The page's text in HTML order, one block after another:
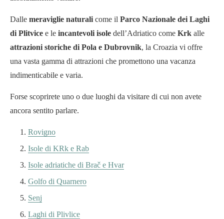
Dalle meraviglie naturali come il Parco Nazionale dei Laghi
di Plitvice e le incantevoli isole dell’Adriatico come Krk alle
attrazioni storiche di Pola e Dubrovnik, la Croazia vi offre
una vasta gamma di attrazioni che promettono una vacanza
indimenticabile e varia.
Forse scoprirete uno o due luoghi da visitare di cui non avete
ancora sentito parlare.
Rovigno
Isole di KRk e Rab
Isole adriatiche di Brač e Hvar
Golfo di Quarnero
Senj
Laghi di Plivlice